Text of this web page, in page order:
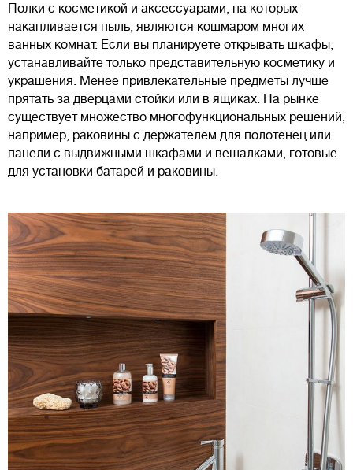
Полки с косметикой и аксессуарами, на которых
накапливается пыль, являются кошмаром многих
ванных комнат. Если вы планируете открывать шкафы,
устанавливайте только представительную косметику и
украшения. Менее привлекательные предметы лучше
прятать за дверцами стойки или в ящиках. На рынке
существует множество многофункциональных решений,
например, раковины с держателем для полотенец или
панели с выдвижными шкафами и вешалками, готовые
для установки батарей и раковины.